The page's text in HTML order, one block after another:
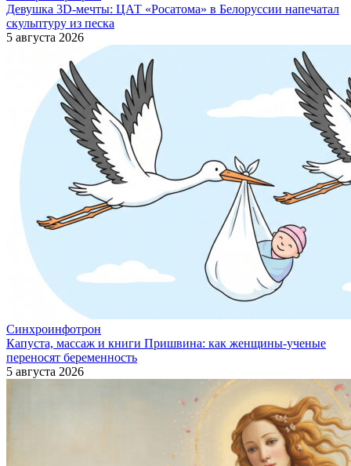
Девушка 3D-мечты: ЦАТ «Росатома» в Белоруссии напечатал
скульптуру из песка
5 августа 2026
Синхроинфотрон
Капуста, массаж и книги Пришвина: как женщины-ученые
переносят беременность
5 августа 2026